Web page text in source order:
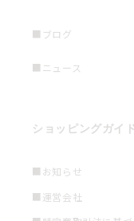
■ブログ
■ニュース
ショッピングガイ
■お知らせ
■運営会社